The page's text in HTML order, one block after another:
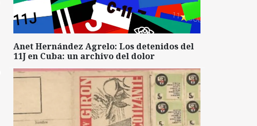
Anet Hernández Agrelo: Los detenidos del
11J en Cuba: un archivo del dolor